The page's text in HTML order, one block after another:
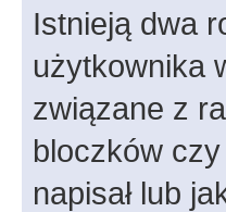
Istnieją dwa
użytkownika
związane z
bloczków
napisał lub